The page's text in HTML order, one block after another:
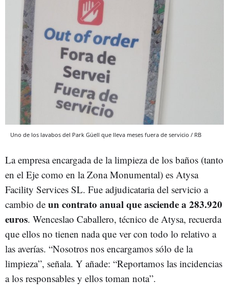
Uno de los lavabos del Park Güell que lleva meses fuera de servicio / RB
La empresa encargada de la limpieza de los baños (tanto
en el Eje como en la Zona Monumental) es Atysa
Facility Services SL. Fue adjudicataria del servicio a
cambio de un contrato anual que asciende a 283.920
euros. Wenceslao Caballero, técnico de Atysa, recuerda
que ellos no tienen nada que ver con todo lo relativo a
las averías. “Nosotros nos encargamos sólo de la
limpieza”, señala. Y añade: “Reportamos las incidencias
a los responsables y ellos toman nota”.